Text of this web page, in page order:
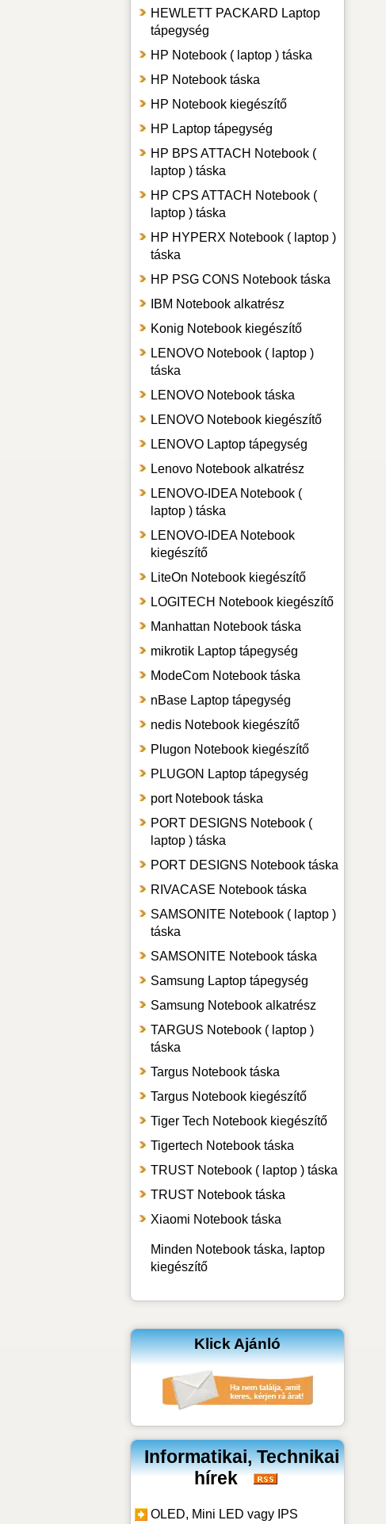
HEWLETT PACKARD Laptop
tápegység
HP Notebook ( laptop ) táska
HP Notebook táska
HP Notebook kiegészítő
HP Laptop tápegység
HP BPS ATTACH Notebook (
laptop ) táska
HP CPS ATTACH Notebook (
laptop ) táska
HP HYPERX Notebook ( laptop )
táska
HP PSG CONS Notebook táska
IBM Notebook alkatrész
Konig Notebook kiegészítő
LENOVO Notebook ( laptop )
táska
LENOVO Notebook táska
LENOVO Notebook kiegészítő
LENOVO Laptop tápegység
Lenovo Notebook alkatrész
LENOVO-IDEA Notebook (
laptop ) táska
LENOVO-IDEA Notebook
kiegészítő
LiteOn Notebook kiegészítő
LOGITECH Notebook kiegészítő
Manhattan Notebook táska
mikrotik Laptop tápegység
ModeCom Notebook táska
nBase Laptop tápegység
nedis Notebook kiegészítő
Plugon Notebook kiegészítő
PLUGON Laptop tápegység
port Notebook táska
PORT DESIGNS Notebook (
laptop ) táska
PORT DESIGNS Notebook táska
RIVACASE Notebook táska
SAMSONITE Notebook ( laptop )
táska
SAMSONITE Notebook táska
Samsung Laptop tápegység
Samsung Notebook alkatrész
TARGUS Notebook ( laptop )
táska
Targus Notebook táska
Targus Notebook kiegészítő
Tiger Tech Notebook kiegészítő
Tigertech Notebook táska
TRUST Notebook ( laptop ) táska
TRUST Notebook táska
Xiaomi Notebook táska
Minden Notebook táska, laptop
kiegészítő
Klick Ajánló
Informatikai, Technikai
hírek
OLED, Mini LED vagy IPS